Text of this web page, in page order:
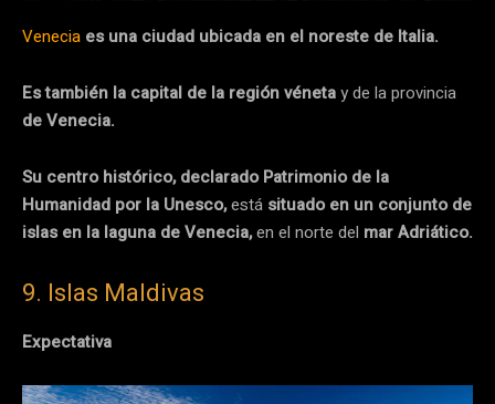
Venecia es una ciudad ubicada en el noreste de Italia.
Es también la capital de la región vénetay de la provincia
de Venecia.
Su centro histórico, declarado Patrimonio de la
Humanidad por la Unesco,​ está situado en un conjunto de
islas en la laguna de Venecia,en el norte del mar Adriático.
9. Islas Maldivas
Expectativa